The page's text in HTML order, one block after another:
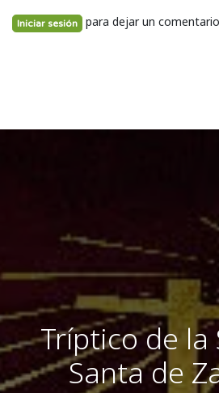
Iniciar sesión para dejar un comentario
Tríptico de la
Santa de